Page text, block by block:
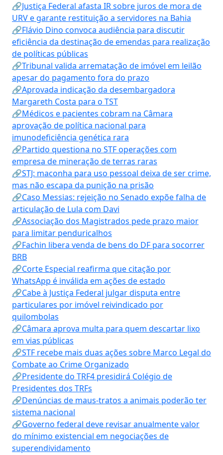
🔗Justiça Federal afasta IR sobre juros de mora de
URV e garante restituição a servidores na Bahia
🔗Flávio Dino convoca audiência para discutir
eficiência da destinação de emendas para realização
de políticas públicas
🔗Tribunal valida arrematação de imóvel em leilão
apesar do pagamento fora do prazo
🔗Aprovada indicação da desembargadora
Margareth Costa para o TST
🔗Médicos e pacientes cobram na Câmara
aprovação de política nacional para
imunodeficiência genética rara
🔗Partido questiona no STF operações com
empresa de mineração de terras raras
🔗STJ: maconha para uso pessoal deixa de ser crime,
mas não escapa da punição na prisão
🔗Caso Messias: rejeição no Senado expõe falha de
articulação de Lula com Davi
🔗Associação dos Magistrados pede prazo maior
para limitar penduricalhos
🔗Fachin libera venda de bens do DF para socorrer
BRB
🔗Corte Especial reafirma que citação por
WhatsApp é inválida em ações de estado
🔗Cabe à Justiça Federal julgar disputa entre
particulares por imóvel reivindicado por
quilombolas
🔗Câmara aprova multa para quem descartar lixo
em vias públicas
🔗STF recebe mais duas ações sobre Marco Legal do
Combate ao Crime Organizado
🔗Presidente do TRF4 presidirá Colégio de
Presidentes dos TRFs
🔗Denúncias de maus-tratos a animais poderão ter
sistema nacional
🔗Governo federal deve revisar anualmente valor
do mínimo existencial em negociações de
superendividamento